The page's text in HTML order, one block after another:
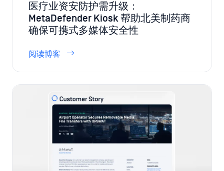
医疗业资安防护需升级：
MetaDefender Kiosk 帮助北美制药商
确保可携式多媒体安全性
阅读博客